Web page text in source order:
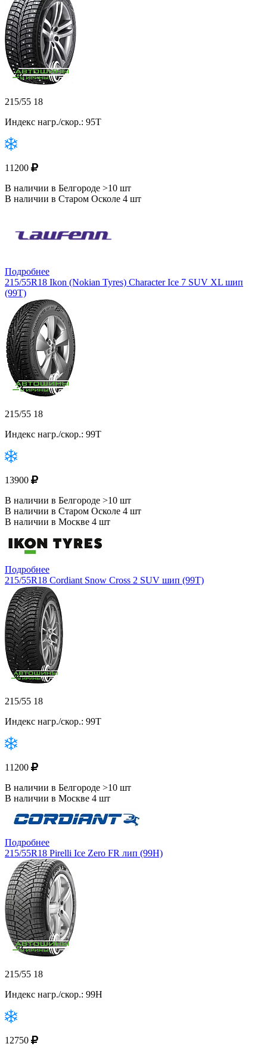
215/55 18
Индекс нагр./скор.: 95T
11200
В наличии в Белгороде >10 шт
В наличии в Старом Осколе 4 шт
Подробнее
215/55R18 Ikon (Nokian Tyres) Character Ice 7 SUV XL шип
(99T)
215/55 18
Индекс нагр./скор.: 99T
13900
В наличии в Белгороде >10 шт
В наличии в Старом Осколе 4 шт
В наличии в Москве 4 шт
Подробнее
215/55R18 Cordiant Snow Cross 2 SUV шип (99T)
215/55 18
Индекс нагр./скор.: 99T
11200
В наличии в Белгороде >10 шт
В наличии в Москве 4 шт
Подробнее
215/55R18 Pirelli Ice Zero FR лип (99H)
215/55 18
Индекс нагр./скор.: 99H
12750